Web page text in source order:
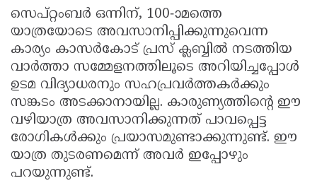
സെപ്റ്റംബർ ഒന്നിന്, 100-ാമത്തെ
യാത്രയോടെ അവസാനിപ്പിക്കുന്നുവെന്ന
കാര്യം കാസർകോട് പ്രസ് ക്ലബ്ബിൽ നടത്തിയ
വാർത്താ സമ്മേളനത്തിലൂടെ അറിയിച്ചപ്പോൾ
ഉടമ വിദ്യാധരനും സഹപ്രവർത്തകർക്കും
സങ്കടം അടക്കാനായില്ല. കാരുണ്യത്തിൻ്റെ ഈ
വഴിയാത്ര അവസാനിക്കുന്നത് പാവപ്പെട്ട
രോഗികൾക്കും പ്രയാസമുണ്ടാക്കുന്നുണ്ട്. ഈ
യാത്ര തുടരണമെന്ന് അവർ ഇപ്പോഴും
പറയുന്നുണ്ട്.